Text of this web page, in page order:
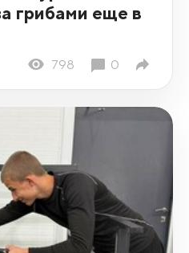
грибами еще в
798 0